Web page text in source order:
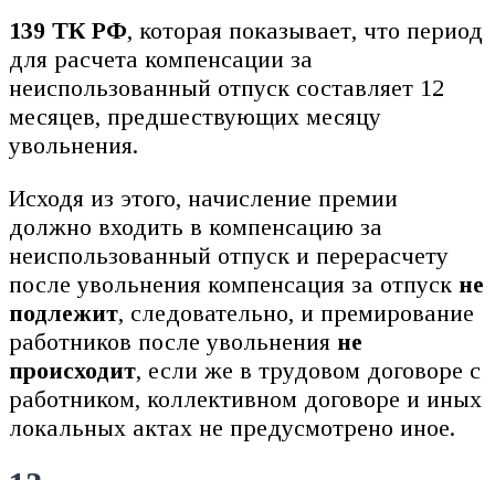
139 ТК РФ, которая показывает, что период
для расчета компенсации за
неиспользованный отпуск составляет 12
месяцев, предшествующих месяцу
увольнения.
Исходя из этого, начисление премии
должно входить в компенсацию за
неиспользованный отпуск и перерасчету
после увольнения компенсация за отпуск не
подлежит, следовательно, и премирование
работников после увольнения не
происходит, если же в трудовом договоре с
работником, коллективном договоре и иных
локальных актах не предусмотрено иное.